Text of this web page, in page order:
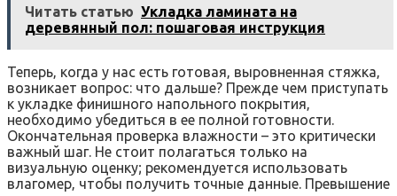
Читать статью Укладка ламината на
деревянный пол: пошаговая инструкция
Теперь‚ когда у нас есть готовая‚ выровненная стяжка‚
возникает вопрос: что дальше? Прежде чем приступать
к укладке финишного напольного покрытия‚
необходимо убедиться в ее полной готовности.
Окончательная проверка влажности – это критически
важный шаг. Не стоит полагаться только на
визуальную оценку; рекомендуется использовать
влагомер‚ чтобы получить точные данные. Превышение